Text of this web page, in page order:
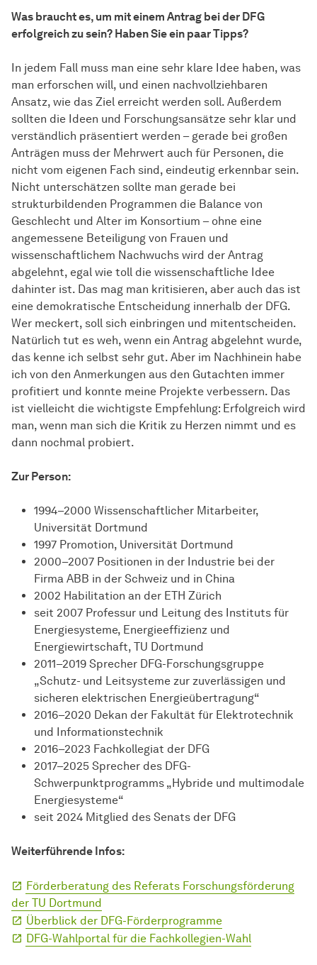
Was braucht es, um mit einem Antrag bei der DFG
erfolgreich zu sein? Haben Sie ein paar Tipps?
In jedem Fall muss man eine sehr klare Idee haben, was
man erforschen will, und einen nachvollziehbaren
Ansatz, wie das Ziel erreicht werden soll. Außerdem
sollten die Ideen und Forschungsansätze sehr klar und
verständlich präsentiert werden – gerade bei großen
Anträgen muss der Mehrwert auch für Personen, die
nicht vom eigenen Fach sind, eindeutig erkennbar sein.
Nicht unterschätzen sollte man gerade bei
strukturbildenden Programmen die Balance von
Geschlecht und Alter im Konsortium – ohne eine
angemessene Beteiligung von Frauen und
wissenschaftlichem Nachwuchs wird der Antrag
abgelehnt, egal wie toll die wissenschaftliche Idee
dahinter ist. Das mag man kritisieren, aber auch das ist
eine demokratische Entscheidung innerhalb der DFG.
Wer meckert, soll sich einbringen und mitentscheiden.
Natürlich tut es weh, wenn ein Antrag abgelehnt wurde,
das kenne ich selbst sehr gut. Aber im Nachhinein habe
ich von den Anmerkungen aus den Gutachten immer
profitiert und konnte meine Projekte verbessern. Das
ist vielleicht die wichtigste Empfehlung: Erfolgreich wird
man, wenn man sich die Kritik zu Herzen nimmt und es
dann nochmal probiert.
Zur Person:
1994–2000 Wissenschaftlicher Mitarbeiter,
Universität Dortmund
1997 Promotion, Universität Dortmund
2000–2007 Positionen in der Industrie bei der
Firma ABB in der Schweiz und in China
2002 Habilitation an der ETH Zürich
seit 2007 Professur und Leitung des Instituts für
Energiesysteme, Energieeffizienz und
Energiewirtschaft, TU Dortmund
2011–2019 Sprecher DFG-Forschungs­gruppe
„Schutz- und Leitsysteme zur zuverlässigen und
sicheren elektrischen Energieübertragung“
2016–2020 Dekan der Fakultät für Elektrotechnik
und Informationstechnik
2016–2023 Fachkollegiat der DFG
2017–2025 Sprecher des DFG-
Schwerpunktprogramms „Hybride und multimodale
Energiesysteme“
seit 2024 Mitglied des Senats der DFG
Weiterführende Infos:
Förderberatung des Referats Forschungsförderung
der TU Dortmund
Überblick der DFG-Förderprogramme
DFG-Wahlportal für die Fachkollegien-Wahl